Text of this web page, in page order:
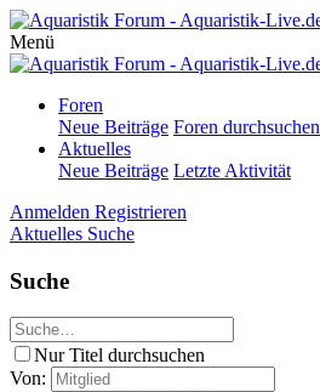
Menü
Foren
Neue Beiträge Foren durchsuchen
Aktuelles
Neue Beiträge Letzte Aktivität
Anmelden Registrieren
Aktuelles Suche
Suche
Nur Titel durchsuchen
Von: